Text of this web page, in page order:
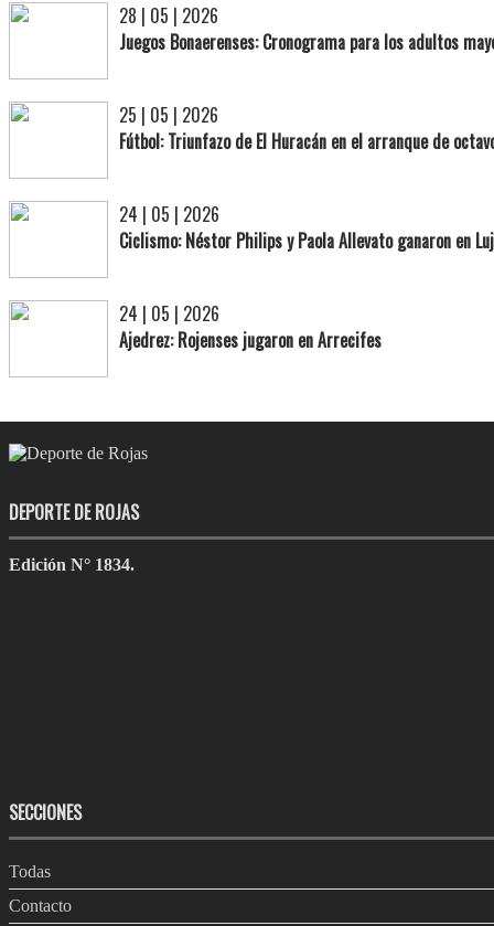
28 | 05 | 2026
Juegos Bonaerenses: Cronograma para los adultos
25 | 05 | 2026
Fútbol: Triunfazo de El Huracán en el arranque de
24 | 05 | 2026
Ciclismo: Néstor Philips y Paola Allevato ganaron en
24 | 05 | 2026
Ajedrez: Rojenses jugaron en Arrecifes
DEPORTE DE ROJAS
Edición N° 1834.
SECCIONES
Todas
Contacto